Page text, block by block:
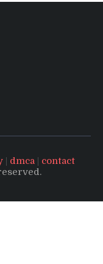
| dmca| contact